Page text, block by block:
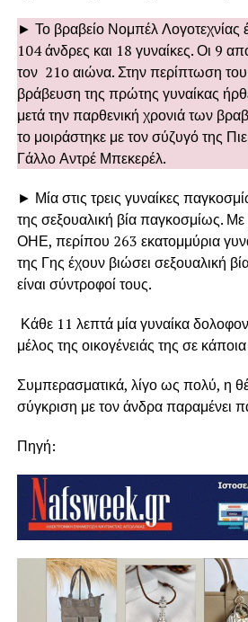
► Το βραβείο Νομπέλ Λογοτεχνίας
104 άνδρες και 18 γυναίκες. Οι 9
τον 21ο αιώνα. Στην περίπτωση
βράβευση της πρώτης γυναίκας
μετά την παρθενική χρονιά των
το μοιράστηκε με τον σύζυγό της
Γάλλο Αντρέ Μπεκερέλ.
► Μία στις τρεις γυναίκες
της σεξουαλική βία παγκοσμίως. Με
ΟΗΕ, περίπου 263 εκατομμύρια
της Γης έχουν βιώσει σεξουαλική
είναι σύντροφοί τους.
Κάθε 11 λεπτά μία γυναίκα
μέλος της οικογένειάς της σε
Συμπερασματικά, λίγο ως πολύ, η
σύγκριση με τον άνδρα παραμένει
Πηγή: